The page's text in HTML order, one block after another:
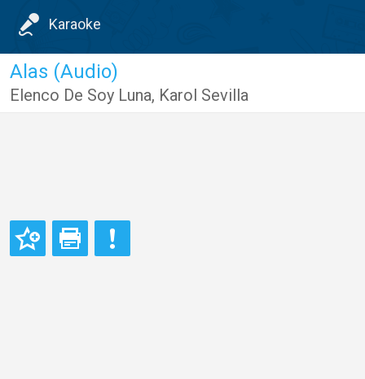
Karaoke
Alas (Audio)
Elenco De Soy Luna, Karol Sevilla